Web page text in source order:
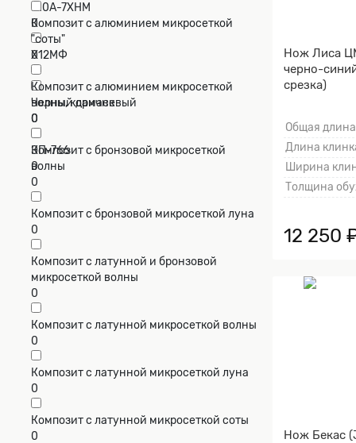
У10А-7ХНМ
0
Х12МФ
0
Черный дамаск
0
ЭП-766
0
Композит с алюминием микросеткой
"соты"
0
Композит с алюминием микросеткой
волны, коричневый
0
Композит с бронзовой микросеткой
волны
0
Композит с бронзовой микросеткой луна
0
Композит с латунной и бронзовой
микросеткой волны
0
Композит с латунной микросеткой волны
0
Композит с латунной микросеткой луна
0
Композит с латунной микросеткой соты
0
Нож Лиса
черно-
срезка)
Общая
Длина
Ширина
Толщина
12 250
Нож Бекас